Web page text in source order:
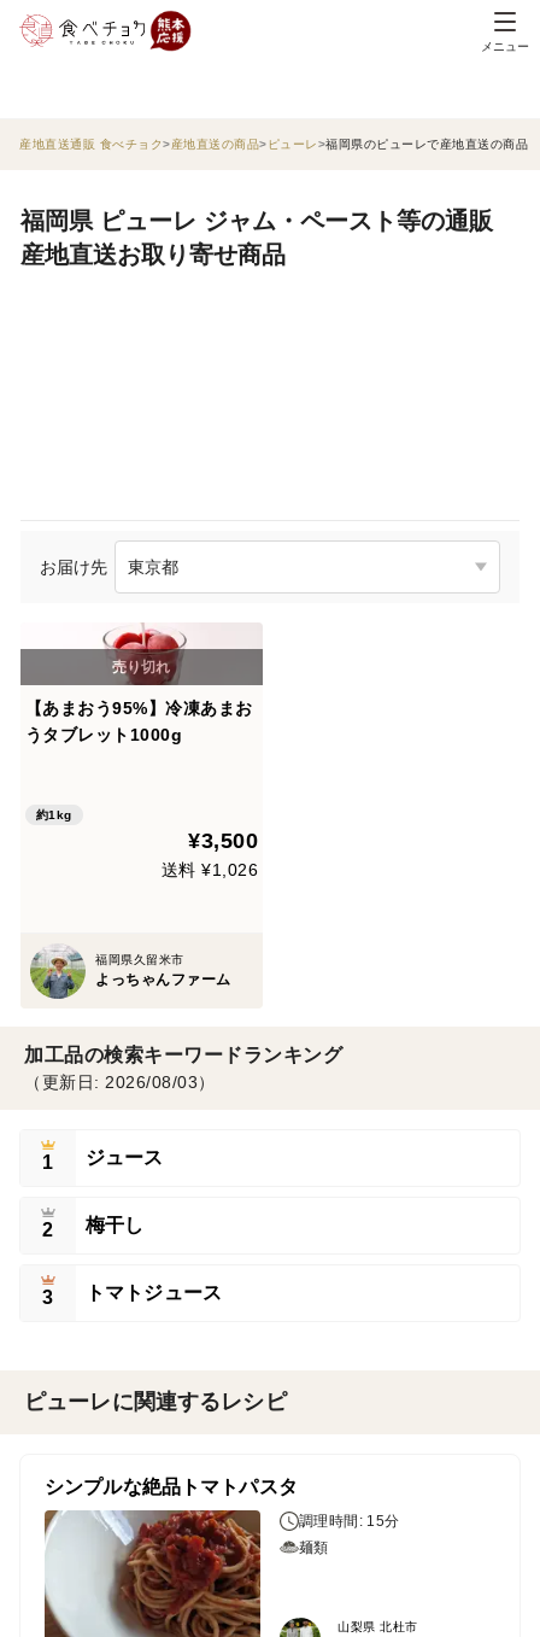
メニュー
産地直送通販 食べチョク 産地直送の商品 ピューレ 福岡県のピューレで産地直送の商品
福岡県 ピューレ ジャム・ペースト等の通販
産地直送お取り寄せ商品
お届け先
【あまおう95%】冷凍あまお
うタブレット1000g
約1kg
¥3,500
送料 ¥1,026
福岡県久留米市
よっちゃんファーム
加工品の検索キーワードランキング
（更新日: 2026/08/03）
1 ジュース
2 梅干し
3 トマトジュース
ピューレに関連するレシピ
シンプルな絶品トマトパスタ
調理時間: 15分
麺類
山梨県 北杜市